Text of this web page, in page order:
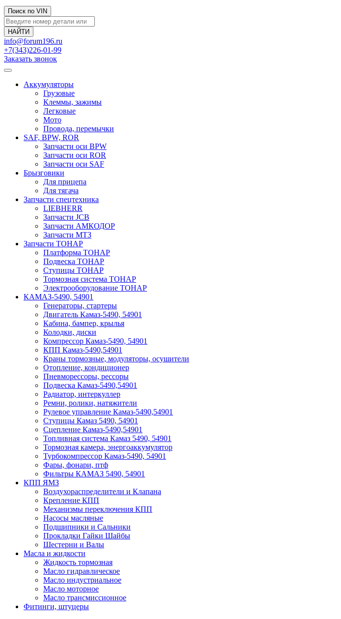
Поиск по VIN
info@forum196.ru
+7(343)226-01-99
Заказать звонок
Аккумуляторы
Грузовые
Клеммы, зажимы
Легковые
Мото
Провода, перемычки
SAF, BPW, ROR
Запчасти оси BPW
Запчасти оси ROR
Запчасти оси SAF
Брызговики
Для прицепа
Для тягача
Запчасти спецтехника
LIEBHERR
Запчасти JCB
Запчасти АМКОДОР
Запчасти МТЗ
Запчасти ТОНАР
Платформа ТОНАР
Подвеска ТОНАР
Ступицы ТОНАР
Тормозная система ТОНАР
Электрооборудование ТОНАР
КАМАЗ-5490, 54901
Генераторы, стартеры
Двигатель Камаз-5490, 54901
Кабина, бампер, крылья
Колодки, диски
Компрессор Камаз-5490, 54901
КПП Камаз-5490,54901
Краны тормозные, модуляторы, осушители
Отопление, кондиционер
Пневморессоры, рессоры
Подвеска Камаз-5490,54901
Радиатор, интеркуллер
Ремни, ролики, натяжители
Рулевое управление Камаз-5490,54901
Ступицы Камаз 5490, 54901
Сцепление Камаз-5490,54901
Топливная система Камаз 5490, 54901
Тормозная камера, энергоаккумулятор
Турбокомпрессор Камаз-5490, 54901
Фары, фонари, птф
Фильтры КАМАЗ 5490, 54901
КПП ЯМЗ
Воздухораспределители и Клапана
Крепление КПП
Механизмы переключения КПП
Насосы масляные
Подшипники и Сальники
Прокладки Гайки Шайбы
Шестерни и Валы
Масла и жидкости
Жидкость тормозная
Масло гидравлическое
Масло индустриальное
Масло моторное
Масло трансмиссионное
Фитинги, штуцеры